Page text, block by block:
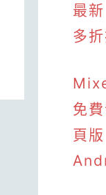
最
多
免
頁